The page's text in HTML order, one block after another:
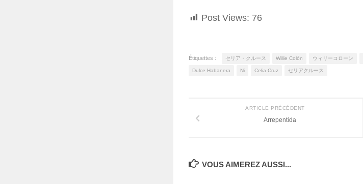
Post Views: 76
Étiquettes : セリア・クルース Willie Colón ウィリーコローン
Dulce Habanera Ni Celia Cruz セリアクルース
ARTICLE PRÉCÉDENT
Arrepentida
VOUS AIMEREZ AUSSI...